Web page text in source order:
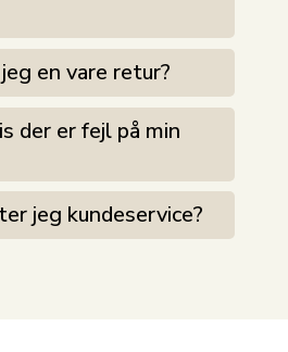
en vare retur?
der er fejl på min
jeg kundeservice?